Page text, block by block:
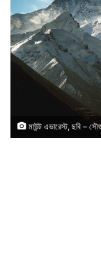
মাউন্ট এভারেস্ট, ছবি –